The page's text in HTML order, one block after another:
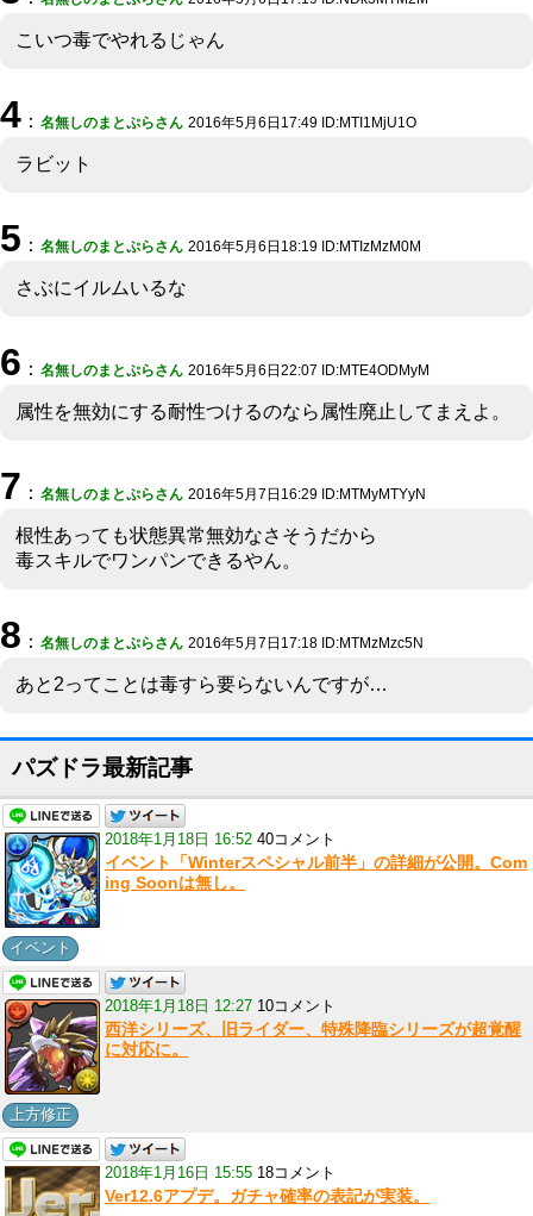
こいつ毒でやれるじゃん
4 ： 名無しのまとぷらさん 2016年5月6日17:49 ID:MTI1MjU1O
ラビット
5 ： 名無しのまとぷらさん 2016年5月6日18:19 ID:MTIzMzM0M
さぶにイルムいるな
6 ： 名無しのまとぷらさん 2016年5月6日22:07 ID:MTE4ODMyM
属性を無効にする耐性つけるのなら属性廃止してまえよ。
7 ： 名無しのまとぷらさん 2016年5月7日16:29 ID:MTMyMTYyN
根性あっても状態異常無効なさそうだから
毒スキルでワンパンできるやん。
8 ： 名無しのまとぷらさん 2016年5月7日17:18 ID:MTMzMzc5N
あと2ってことは毒すら要らないんですが…
パズドラ最新記事
2018年1月18日 16:52 40コメント
イベント「Winterスペシャル前半」の詳細が公開。Com
ing Soonは無し。
イベント
2018年1月18日 12:27 10コメント
西洋シリーズ、旧ライダー、特殊降臨シリーズが超覚醒
に対応に。
上方修正
2018年1月16日 15:55 18コメント
Ver12.6アプデ。ガチャ確率の表記が実装。